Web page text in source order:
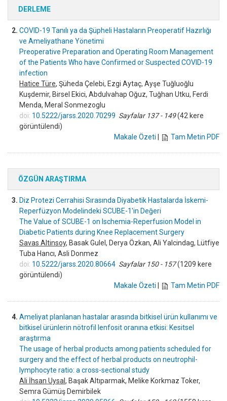
DERLEME
2. COVID-19 Tanılı ya da Şüpheli Hastaların Preoperatif Hazırlığı
ve Ameliyathane Yönetimi
Preoperative Preparation and Operating Room Management
of the Patients Who have Confirmed or Suspected COVID-19
infection
Hatice Türe, Şüheda Çelebi, Ezgi Aytaç, Ayşe Tuğluoğlu
Kuşdemir, Birsel Ekici, Abdulvahap Oğuz, Tuğhan Utku, Ferdi
Menda, Meral Sonmezoglu
doi: 10.5222/jarss.2020.70299 Sayfalar 137 - 149(42 kere
görüntülendi)
Makale Özeti
Tam Metin PDF
ÖZGÜN ARAŞTIRMA
3. Diz Protezi Cerrahisi Sırasında Diyabetik Hastalarda İskemi-
Reperfüzyon Modelindeki SCUBE-1'in Değeri
The Value of SCUBE-1 on Ischemia-Reperfusion Model in
Diabetic Patients during Knee Replacement Surgery
Savas Altinsoy, Basak Gulel, Derya Özkan, Ali Yalcindag, Lütfiye
Tuba Hancı, Asli Donmez
doi: 10.5222/jarss.2020.80664 Sayfalar 150 - 157(1209 kere
görüntülendi)
Makale Özeti
Tam Metin PDF
4. Ameliyat planlanan hastalar arasında bitkisel ürün kullanımı ve
bitkisel ürünlerin nötrofil lenfosit oranına etkisi: Kesitsel
araştırma
The usage of herbal products among patients scheduled for
surgery and the effect of herbal products on neutrophil-
lymphocyte ratio: a cross-sectional study
Ali İhsan Uysal, Başak Altıparmak, Melike Korkmaz Toker,
Semra Gümüş Demirbilek